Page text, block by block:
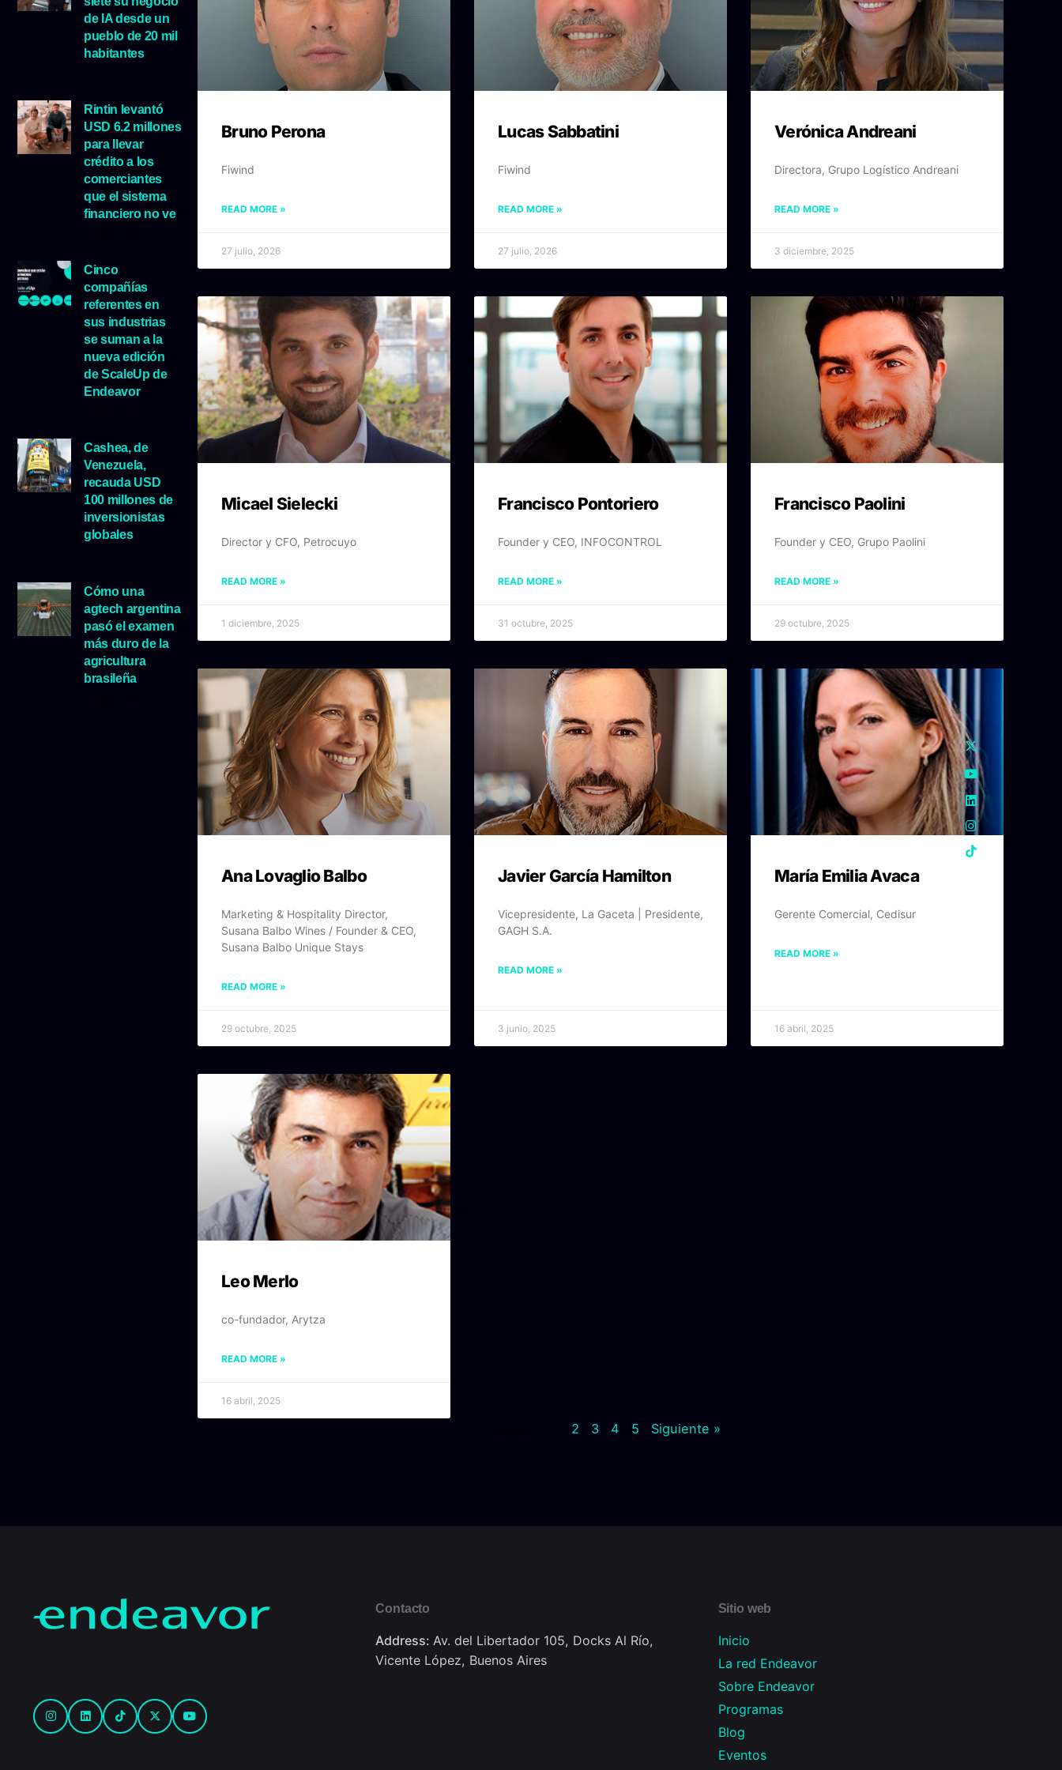
de IA desde un
pueblo de 20 mil
habitantes
Rintin levantó
USD 6.2 millones
para llevar
crédito a los
comerciantes
que el sistema
financiero no ve
Cinco
compañías
referentes en
sus industrias
se suman a la
nueva edición
de ScaleUp de
Endeavor
Cashea, de
Venezuela,
recauda USD
100 millones de
inversionistas
globales
Cómo una
agtech argentina
pasó el examen
más duro de la
agricultura
brasileña
Bruno Perona
Fiwind
READ MORE »
27 julio, 2026
Lucas Sabbatini
Fiwind
READ MORE »
27 julio, 2026
Verónica Andreani
Directora, Grupo Logístico Andreani
READ MORE »
3 diciembre, 2025
Micael Sielecki
Director y CFO, Petrocuyo
READ MORE »
1 diciembre, 2025
Francisco Pontoriero
Founder y CEO, INFOCONTROL
READ MORE »
31 octubre, 2025
Francisco Paolini
Founder y CEO, Grupo Paolini
READ MORE »
29 octubre, 2025
Ana Lovaglio Balbo
Marketing & Hospitality Director,
Susana Balbo Wines / Founder & CEO,
Susana Balbo Unique Stays
READ MORE »
29 octubre, 2025
Javier García Hamilton
Vicepresidente, La Gaceta | Presidente,
GAGH S.A.
READ MORE »
3 junio, 2025
María Emilia Avaca
Gerente Comercial, Cedisur
READ MORE »
16 abril, 2025
Leo Merlo
co-fundador, Arytza
READ MORE »
16 abril, 2025
2 3 4 5 Siguiente »
Contacto
Address:Av. del Libertador 105, Docks Al Río,
Vicente López, Buenos Aires
Sitio web
Inicio
La red Endeavor
Sobre Endeavor
Programas
Blog
Eventos